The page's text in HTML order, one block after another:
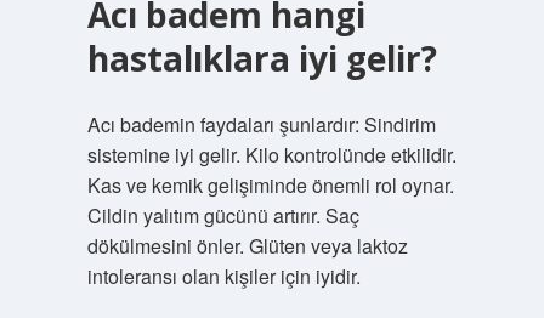
Acı badem hangi
hastalıklara iyi gelir?
Acı bademin faydaları şunlardır: Sindirim
sistemine iyi gelir. Kilo kontrolünde etkilidir.
Kas ve kemik gelişiminde önemli rol oynar.
Cildin yalıtım gücünü artırır. Saç
dökülmesini önler. Glüten veya laktoz
intoleransı olan kişiler için iyidir.